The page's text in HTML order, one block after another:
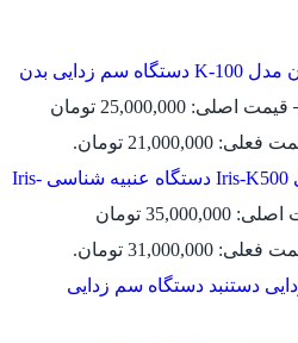
دستگاه سم زدایی بدن
قیمت اصلی: 25,000,000 تومان
21,000,000 تومان.
دستگاه عنبیه شناسی Iris-
قیمت اصلی: 35,000,000 تومان
31,000,000 تومان.
دستنبد دستگاه سم زدایی